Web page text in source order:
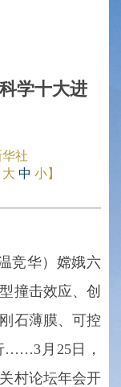
学十大进
华社
大 中 小】
竞华）嫦娥六
撞击效应、创
石薄膜、可控
……3月25日，
村论坛年会开